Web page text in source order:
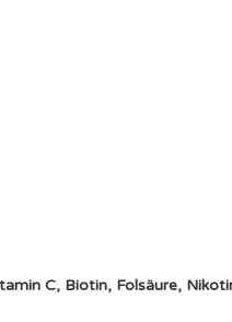
C, Biotin, Folsäure,